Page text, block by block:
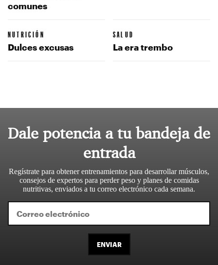
comunes
NUTRICIÓN
Dulces excusas
SALUD
La era trembo
Dale potencia a tu bandeja de
entrada
Regístrate para obtener entrenamientos para desarrollar músculos,
consejos de expertos para perder peso y planes de comidas
nutritivas, enviados a tu correo electrónico cada semana.
ENVIAR